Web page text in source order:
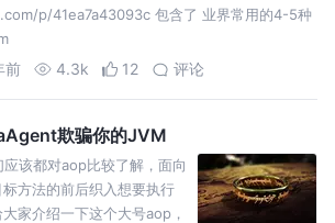
p/41ea7a43093c 包含了 业界常用的4-5种
前 4.3k 12 评论
欺骗你的JVM
该都对aop比较了解，面向
方法的前后织入想要执行
家介绍一下这个大号aop，